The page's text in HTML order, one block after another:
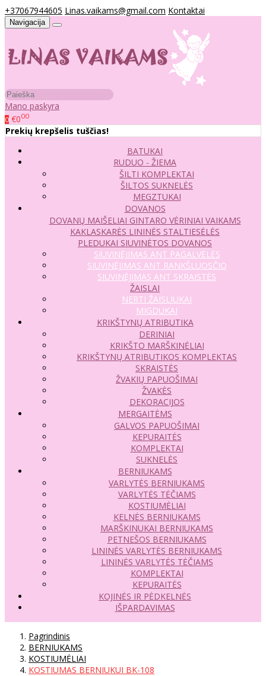
+37067944605 Linas.vaikams@gmail.com Kontaktai
Navigacija
Mano paskyra
0 €000
Prekių krepšelis tuščias!
BATUKAI
RUDUO - ŽIEMA
ŠILTI KOMPLEKTAI
ŠILTOS SUKNELĖS
MEGZTUKAI
DOVANOS
DOVANŲ MAIŠELIAI GINTARO VĖRINIAI VAIKAMS
KAKLASKARĖS LININĖS STALTIESĖLĖS
PLEDUKAI SIUVINĖTOS DOVANOS
SIUVINĖJIMAS ANT PAGALVĖLĖS
SIUVINĖJIMAS ANT RANKŠLUOSČIO
SIUVINĖJIMAS ANT SKRAISTĖS
ŽAISLAI
NERTI ŽAISLIUKAI
MIGDUKAI
KRIKŠTYNŲ ATRIBUTIKA
DERINIAI
KRIKŠTO MARŠKINĖLIAI
KRIKŠTYNŲ ATRIBUTIKOS KOMPLEKTAS
SKRAISTĖS
ŽVAKIŲ PAPUOŠIMAI
ŽVAKĖS
DEKORACIJOS
MERGAITĖMS
GALVOS PAPUOŠIMAI
KEPURAITĖS
KOMPLEKTAI
SUKNELĖS
BERNIUKAMS
VARLYTĖS BERNIUKAMS
VARLYTĖS TĖČIAMS
KOSTIUMĖLIAI
KELNĖS BERNIUKAMS
MARŠKINUKAI BERNIUKAMS
PETNEŠOS BERNIUKAMS
LININĖS VARLYTĖS BERNIUKAMS
LININĖS VARLYTĖS TĖČIAMS
KOMPLEKTAI
KEPURAITĖS
KOJINĖS IR PĖDKELNĖS
IŠPARDAVIMAS
Pagrindinis
BERNIUKAMS
KOSTIUMĖLIAI
KOSTIUMAS BERNIUKUI BK-108